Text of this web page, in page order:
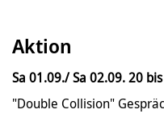
Aktion
Sa 01.09./ Sa 02.09. 20
"Double Collision"